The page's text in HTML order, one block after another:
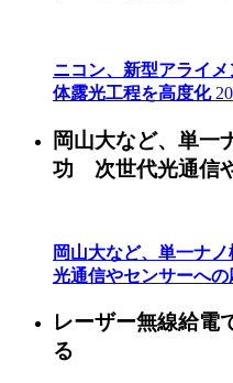
ニコン、新型アライ
体露光工程を高度化
岡山大など、単一
功 次世代光通信
岡山大など、単一ナ
光通信やセンサーへ
レーザー無線給電
る